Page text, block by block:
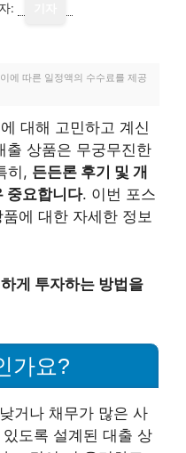
:
에 따른 일정액의 수수료를 제공
대해 고민하고 계신
출 상품은 무궁무진한
히, 든든론 후기 및 개
중요합니다. 이번 포스
에 대한 자세한 정보
게 투자하는 방법을
가요?
거나 채무가 많은 사
도록 설계된 대출 상